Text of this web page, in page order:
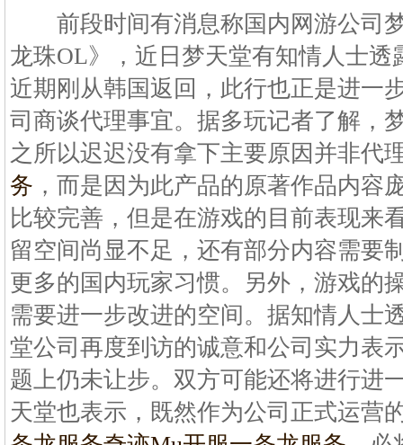
前段时间有消息称国内网游公司
龙珠OL》，近日梦天堂有知情人士
近期刚从韩国返回，此行也正是进一
司商谈代理事宜。据多玩记者了解，
之所以迟迟没有拿下主要原因并非代
务 ，而是因为此产品的原著作品内容
比较完善，但是在游戏的目前表现来
留空间尚显不足，还有部分内容需要
更多的国内玩家习惯。另外，游戏的
需要进一步改进的空间。据知情人士
堂公司再度到访的诚意和公司实力表
题上仍未让步。双方可能还将进行进
天堂也表示，既然作为公司正式运营